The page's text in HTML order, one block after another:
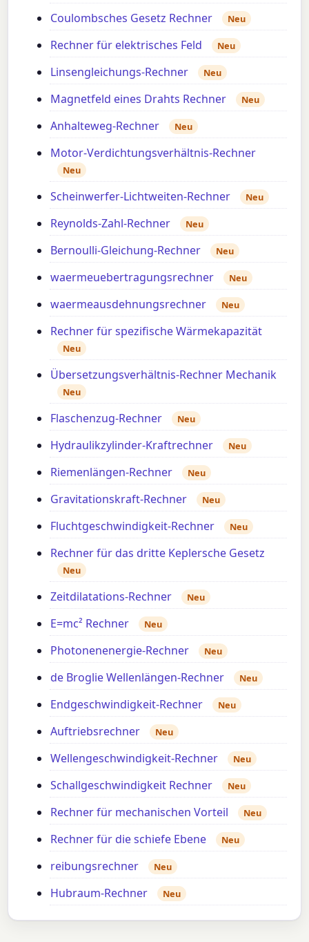
Coulombsches Gesetz Rechner Neu
Rechner für elektrisches Feld Neu
Linsengleichungs-Rechner Neu
Magnetfeld eines Drahts Rechner Neu
Anhalteweg-Rechner Neu
Motor-Verdichtungsverhältnis-Rechner
Neu
Scheinwerfer-Lichtweiten-Rechner Neu
Reynolds-Zahl-Rechner Neu
Bernoulli-Gleichung-Rechner Neu
waermeuebertragungsrechner Neu
waermeausdehnungsrechner Neu
Rechner für spezifische Wärmekapazität
Neu
Übersetzungsverhältnis-Rechner Mechanik
Neu
Flaschenzug-Rechner Neu
Hydraulikzylinder-Kraftrechner Neu
Riemenlängen-Rechner Neu
Gravitationskraft-Rechner Neu
Fluchtgeschwindigkeit-Rechner Neu
Rechner für das dritte Keplersche Gesetz
Neu
Zeitdilatations-Rechner Neu
E=mc² Rechner Neu
Photonenenergie-Rechner Neu
de Broglie Wellenlängen-Rechner Neu
Endgeschwindigkeit-Rechner Neu
Auftriebsrechner Neu
Wellengeschwindigkeit-Rechner Neu
Schallgeschwindigkeit Rechner Neu
Rechner für mechanischen Vorteil Neu
Rechner für die schiefe Ebene Neu
reibungsrechner Neu
Hubraum-Rechner Neu